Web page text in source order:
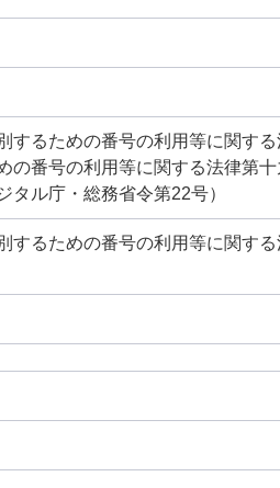
するための番号の利用等に関す
の番号の利用等に関する法律第
タル庁・総務省令第22号）
するための番号の利用等に関す